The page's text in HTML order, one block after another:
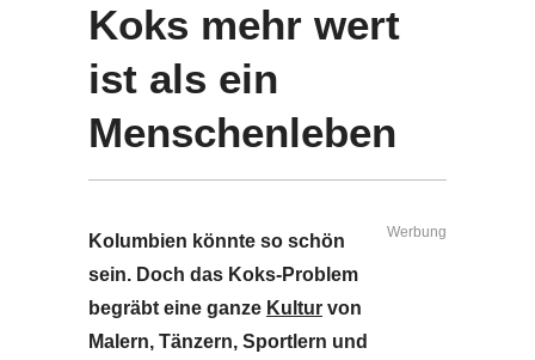
Koks mehr wert
ist als ein
Menschenleben
Kolumbien könnte so schön
sein. Doch das Koks-Problem
begräbt eine ganze Kultur von
Malern, Tänzern, Sportlern und
Werbung